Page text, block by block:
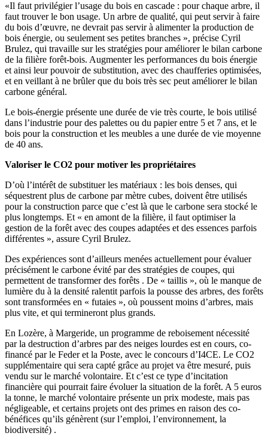
«Il faut privilégier l’usage du bois en cascade : pour chaque arbre, il
faut trouver le bon usage. Un arbre de qualité, qui peut servir à faire
du bois d’œuvre, ne devrait pas servir à alimenter la production de
bois énergie, ou seulement ses petites branches », précise Cyril
Brulez, qui travaille sur les stratégies pour améliorer le bilan carbone
de la filière forêt-bois. Augmenter les performances du bois énergie
et ainsi leur pouvoir de substitution, avec des chaufferies optimisées,
et en veillant à ne brûler que du bois très sec peut améliorer le bilan
carbone général.
Le bois-énergie présente une durée de vie très courte, le bois utilisé
dans l’industrie pour des palettes ou du papier entre 5 et 7 ans, et le
bois pour la construction et les meubles a une durée de vie moyenne
de 40 ans.
Valoriser le CO2 pour motiver les propriétaires
D’où l’intérêt de substituer les matériaux : les bois denses, qui
séquestrent plus de carbone par mètre cubes, doivent être utilisés
pour la construction parce que c’est là que le carbone sera stocké le
plus longtemps. Et « en amont de la filière, il faut optimiser la
gestion de la forêt avec des coupes adaptées et des essences parfois
différentes », assure Cyril Brulez.
Des expériences sont d’ailleurs menées actuellement pour évaluer
précisément le carbone évité par des stratégies de coupes, qui
permettent de transformer des forêts . De « taillis », où le manque de
lumière du à la densité ralentit parfois la pousse des arbres, des forêts
sont transformées en « futaies », où poussent moins d’arbres, mais
plus vite, et qui termineront plus grands.
En Lozère, à Margeride, un programme de reboisement nécessité
par la destruction d’arbres par des neiges lourdes est en cours, co-
financé par le Feder et la Poste, avec le concours d’I4CE. Le CO2
supplémentaire qui sera capté grâce au projet va être mesuré, puis
vendu sur le marché volontaire. Et c’est ce type d’incitation
financière qui pourrait faire évoluer la situation de la forêt. A 5 euros
la tonne, le marché volontaire présente un prix modeste, mais pas
négligeable, et certains projets ont des primes en raison des co-
bénéfices qu’ils génèrent (sur l’emploi, l’environnement, la
biodiversité) .